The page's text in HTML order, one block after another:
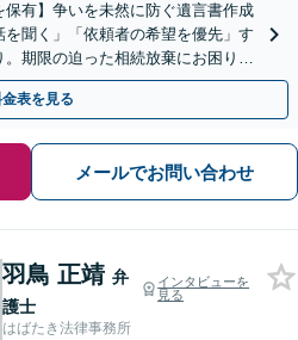
保有】争いを未然に防ぐ遺言書作成
聞く」「依頼者の希望を優先」す
期限の迫った相続放棄にお困りの
表を見る
メールでお問い合わせ
羽鳥 正靖 弁
護士
インタビューを
見る
はばたき法律事務所